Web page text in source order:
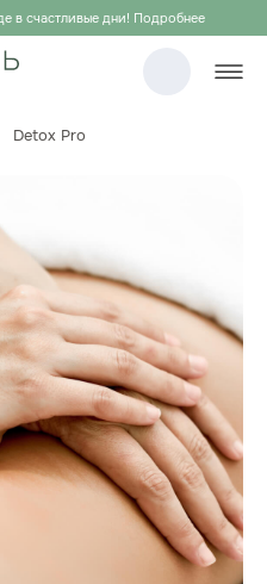
в счастливые дни! Подробнее
Detox Pro